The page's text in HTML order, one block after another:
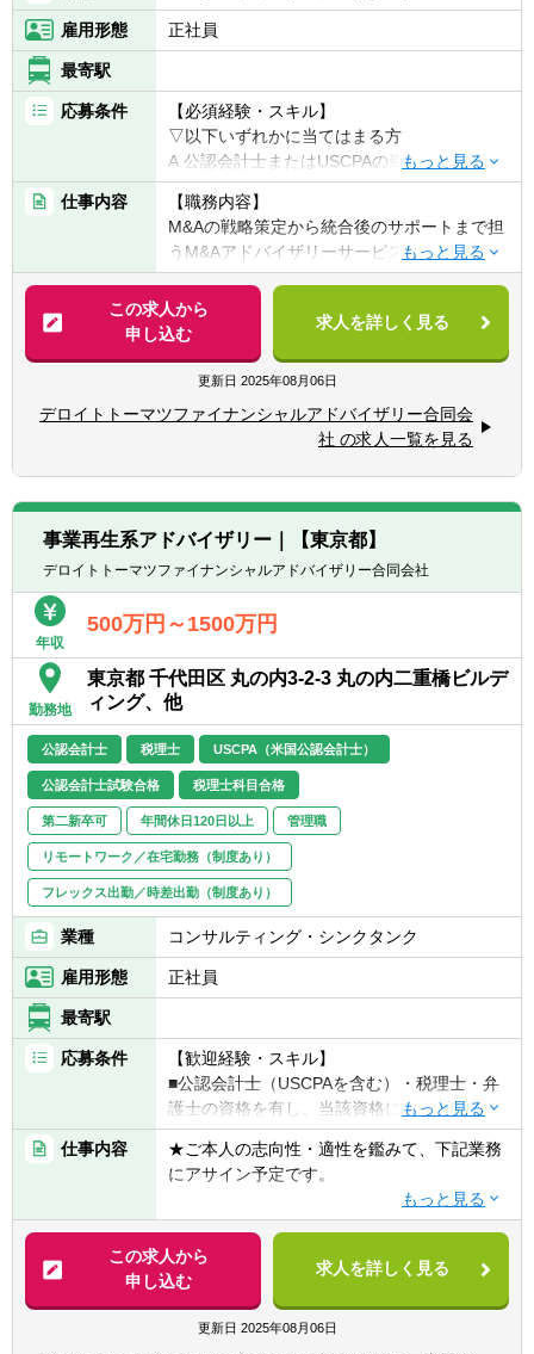
雇用形態 正社員
最寄駅
応募条件
【必須経験・スキル】
▽以下いずれかに当てはまる方
A.公認会計士またはUSCPAの資格をお持ちで
監査経験が3年以上ある方
B.アドバイザリー業務（M&Aエグゼキューシ
ョン経験者）
①投資銀行等で、M&Aエグゼキューション経
験3年以上の方
②事業会社経営企画部門でのM&A関連（買
収・合併なども含む）の実務経験者
③コンサルティング会社でのM&A、PMI関連
業務等を経験してきた方
■SA、VPクラスの再生再編/コーポレートファ
イナンス領域の経験者
■特に名古屋・福岡方面へのUターン転職希望
※東京への転勤可能性もあります。
仕事内容
【職務内容】
M&Aの戦略策定から統合後のサポートまで担
うM&Aアドバイザリーサービス、様々な価値
算定を実施するバリュエーションサービス、
バイサイドセルサイド両方を支援するデュー
デリジェンスサービス等、ファイナンシャル
アドバイザリーを通じて、お客様の企業価値
向上へ貢献しております。
この求人から
申し込む
求人を詳しく見る
更新日 2025年08月06日
デロイトトーマツファイナンシャルアドバイザリー合同会
社 の求人一覧を見る
事業再生系アドバイザリー｜【東京都】
デロイトトーマツファイナンシャルアドバイザリー合同会社
年収
500万円～1500万円
勤務地
東京都 千代田区 丸の内3-2-3 丸の内二重橋ビルデ
ィング、他
公認会計士 税理士 USCPA（米国公認会計士）
公認会計士試験合格 税理士科目合格
第二新卒可 年間休日120日以上 管理職
リモートワーク／在宅勤務（制度あり）
フレックス出勤／時差出勤（制度あり）
業種 コンサルティング・シンクタンク
雇用形態 正社員
最寄駅
応募条件
【歓迎経験・スキル】
■公認会計士（USCPAを含む）・税理士・弁
護士の資格を有し、当該資格に係る実務経験
を有する方
▽アドバイザリーファーム、PEファンド、銀
行・証券会社等において、下記の職務経験を
有する方
■再生関連業務（コンサルティング、投融資
等）
■M&A関連業務
■ファイナンス業務
仕事内容
★ご本人の志向性・適性を鑑みて、下記業務
にアサイン予定です。
【職務内容】
▽事業再生アドバイザー
■事業・財務面に課題を抱え業績不振等の状
態にある企業に対し、その事業を再生し成長
軌道に戻すため、財務・事業の両面から支援
この求人から
申し込む
求人を詳しく見る
更新日 2025年08月06日